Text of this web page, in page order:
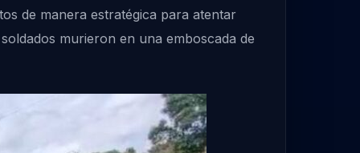
de manera estratégica para atentar
murieron en una emboscada de